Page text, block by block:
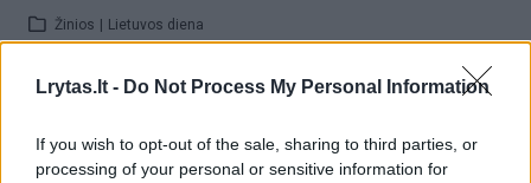
Lrytas.lt - Do Not Process My Personal Information
If you wish to opt-out of the sale, sharing to third parties, or
processing of your personal or sensitive information for
Žinios Lietuvos diena
Visi įrašai